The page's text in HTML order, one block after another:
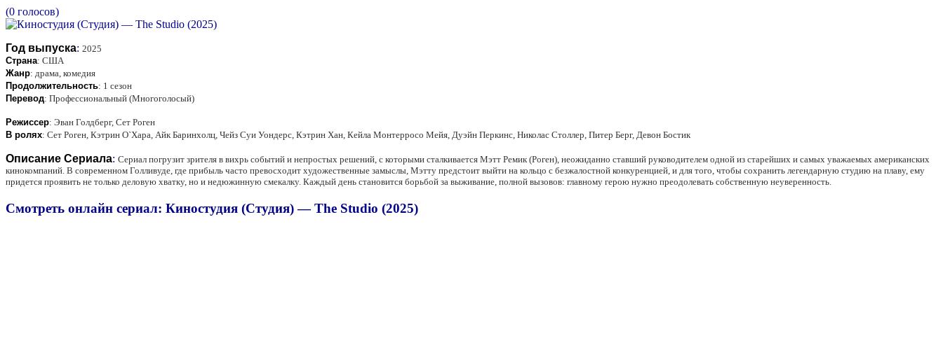
(0 голосов)
Год выпуска: 2025
Страна: США
Жанр: драма, комедия
Продолжительность: 1 сезон
Перевод: Профессиональный (Многоголосый)
Режиссер: Эван Голдберг, Сет Роген
В ролях: Сет Роген, Кэтрин О`Хара, Айк Баринхолц, Чейз Суи Уондерс, Кэтрин Хан, Кейла Монтерросо Мейя, Дуэйн Перкинс, Николас Столлер, Питер Берг, Девон Бостик
Описание Сериала: Сериал погрузит зрителя в вихрь событий и непростых решений, с которыми сталкивается Мэтт Ремик (Роген), неожиданно ставший руководителем одной из старейших и самых уважаемых американских
кинокомпаний. В современном Голливуде, где прибыль часто превосходит художественные замыслы, Мэтту предстоит выйти на кольцо с безжалостной конкуренцией, и для того, чтобы сохранить легендарную студию на плаву, ему
придется проявить не только деловую хватку, но и недюжинную смекалку. Каждый день становится борьбой за выживание, полной вызовов: главному герою нужно преодолевать собственную неуверенность.
Смотреть онлайн сериал: Киностудия (Студия) — The Studio (2025)